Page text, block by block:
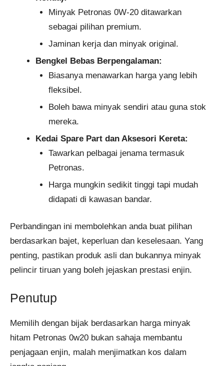
Minyak Petronas 0W-20 ditawarkan
sebagai pilihan premium.
Jaminan kerja dan minyak original.
Bengkel Bebas Berpengalaman:
Biasanya menawarkan harga yang lebih
fleksibel.
Boleh bawa minyak sendiri atau guna stok
mereka.
Kedai Spare Part dan Aksesori Kereta:
Tawarkan pelbagai jenama termasuk
Petronas.
Harga mungkin sedikit tinggi tapi mudah
didapati di kawasan bandar.
Perbandingan ini membolehkan anda buat pilihan
berdasarkan bajet, keperluan dan keselesaan. Yang
penting, pastikan produk asli dan bukannya minyak
pelincir tiruan yang boleh jejaskan prestasi enjin.
Penutup
Memilih dengan bijak berdasarkan harga minyak
hitam Petronas 0w20 bukan sahaja membantu
penjagaan enjin, malah menjimatkan kos dalam